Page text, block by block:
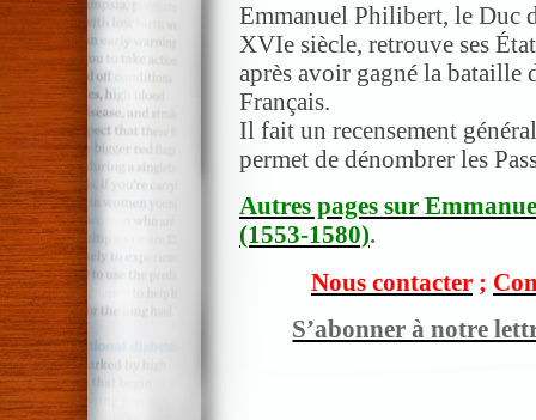
Emmanuel Philibert, le Duc
XVIe siècle, retrouve ses
après avoir gagné la bataille
Français.
Il fait un recensement
permet de dénombrer les
Autres pages sur
(1553-1580).
Nous contacter ;
S’abonner à notre